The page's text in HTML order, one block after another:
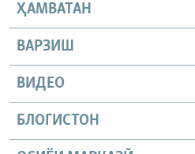
ҲАМВАТАН
ВАРЗИШ
ВИДЕО
БЛОГИСТОН